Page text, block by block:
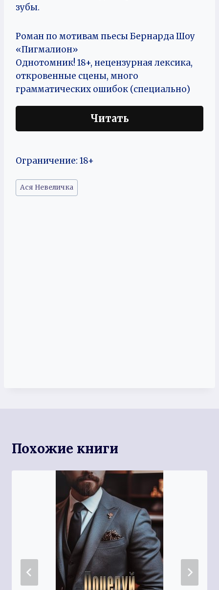
зубы.
Роман по мотивам пьесы Бернарда Шоу
«Пигмалион»
Однотомник! 18+, нецензурная лексика,
откровенные сцены, много
грамматических ошибок (специально)
Читать
Ограничение: 18+
Метки
записи:
Ася Невеличка
Похожие книги